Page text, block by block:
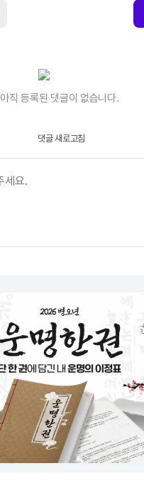
아직 등록된 댓글이 없습니다.
댓글 새로고침